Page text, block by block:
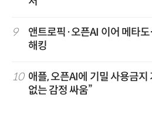
9
앤트로픽·오픈AI 이어 메타
해킹
10 애플, 오픈AI에 기밀 사용금
없는 감정 싸움”